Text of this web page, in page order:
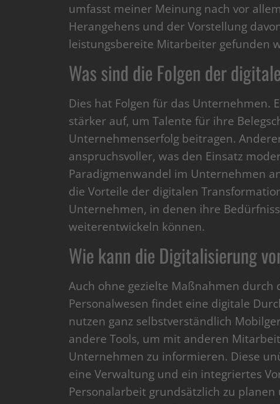
umfasst meiner Meinung nach vor
Herangehens und der Vorstellung
leistungsbereite Mitarbeiter gefunden
Was sind die Folgen der
Dies hat Folgen für das
stärker auf, um Talente für ihre
Unternehmenserfolg beitragen.
anspruchsvoller, was den Einsatz
Paradigmenwandel im Unternehmen
die Vorteile der digitalen
Unternehmen, in denen ihre
weiterentwickeln können.
Wie kann die Digitalisierung
Auch ohne gezielte Maßnahmen
Personalwesen findet eine digitale
nutzen ganz selbstverständlich
andere Tools, um mit anderen
Unternehmen zu informieren. Diese
eine Verwaltung und ein integriertes
Personalarbeit grundsätzlich zu